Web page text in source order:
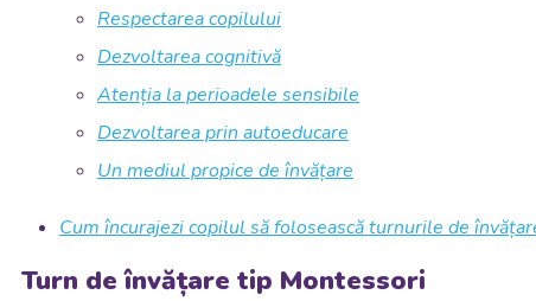
Respectarea copilului
Dezvoltarea cognitivă
Atenția la perioadele sensibile
Dezvoltarea prin autoeducare
Un mediul propice de învățare
Cum încurajezi copilul să folosească turnurile de
Turn de învățare tip Montessori